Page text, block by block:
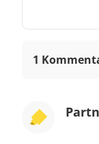
ihrer
dass sie sich
leuchtenden
gefiederte
1